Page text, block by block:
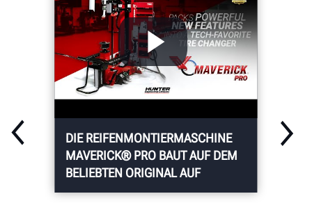
DIE REIFENMONTIERMASCHINE
MAVERICK® PRO BAUT AUF DEM
BELIEBTEN ORIGINAL AUF